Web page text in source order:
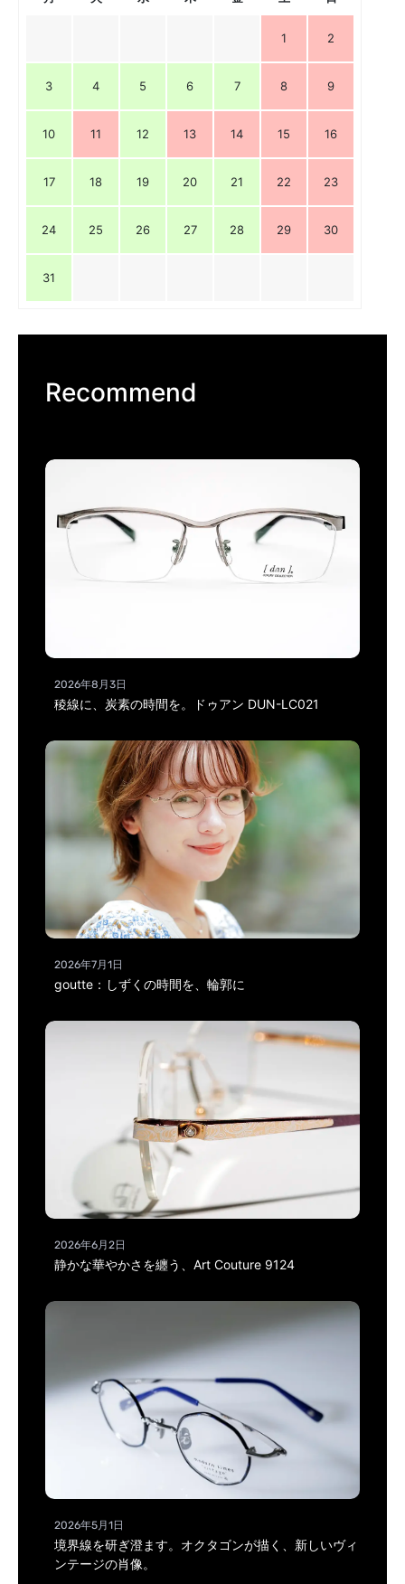
1 2
3 4 5 6 7 8 9
10 11 12 13 14 15 16
17 18 19 20 21 22 23
24 25 26 27 28 29 30
31
Recommend
2026年8月3日
稜線に、炭素の時間を。ドゥアン DUN-LC021
2026年7月1日
goutte：しずくの時間を、輪郭に
2026年6月2日
静かな華やかさを纏う、Art Couture 9124
2026年5月1日
境界線を研ぎ澄ます。オクタゴンが描く、新しいヴィ
ンテージの肖像。